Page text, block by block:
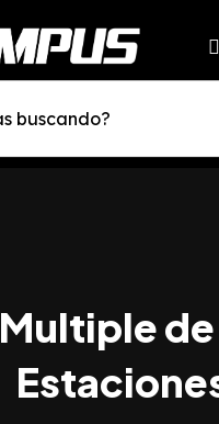
Multiple